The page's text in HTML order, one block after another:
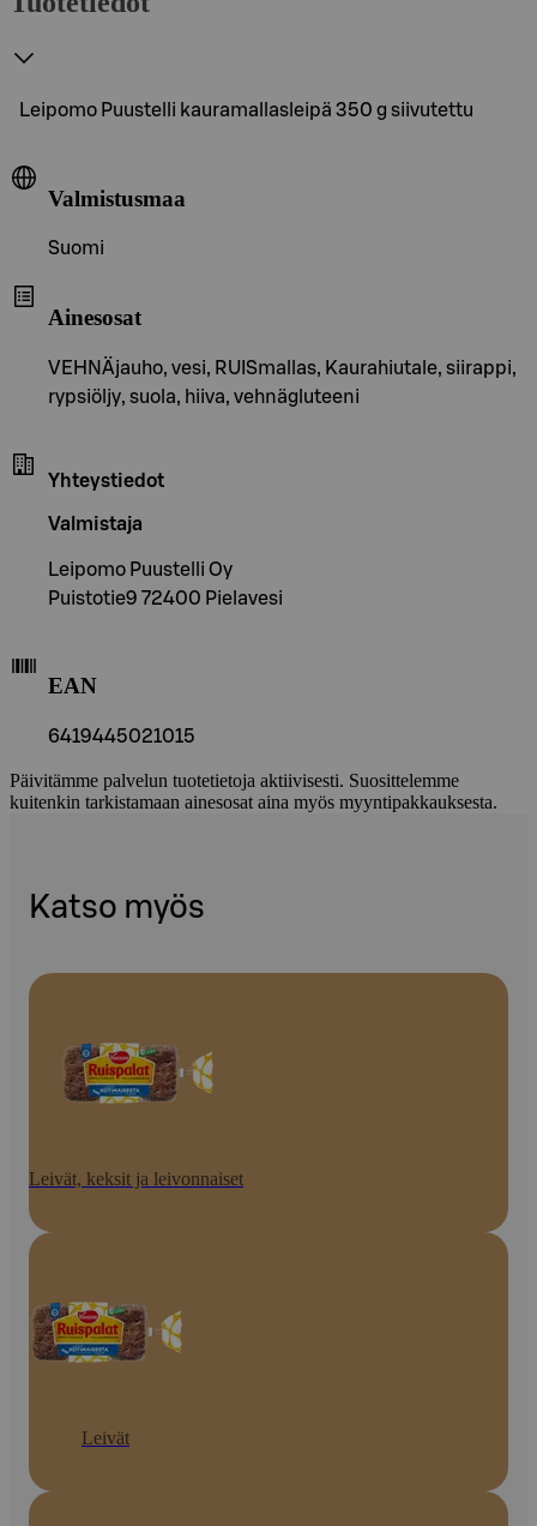
Leipomo Puustelli kauramallasleipä 350 g siivutettu
Valmistusmaa
Suomi
Ainesosat
VEHNÄjauho, vesi, RUISmallas, Kaurahiutale, siirappi,
rypsiöljy, suola, hiiva, vehnägluteeni
Yhteystiedot
Valmistaja
Leipomo Puustelli Oy
Puistotie9 72400 Pielavesi
EAN
6419445021015
Päivitämme palvelun tuotetietoja aktiivisesti. Suosittelemme
kuitenkin tarkistamaan ainesosat aina myös myyntipakkauksesta.
Katso myös
Leivät, keksit ja leivonnaiset
Leivät